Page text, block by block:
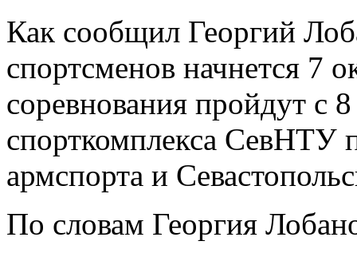
Как сообщил Георгий
спортсменов начнется 7
соревнования пройдут с
спорткомплекса СевНТУ
армспорта и
По словам Георгия